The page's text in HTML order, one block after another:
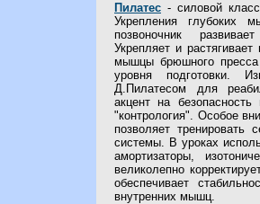
Пилатес - силовой
Укрепления глубоких
позвоночник
Укрепляет и
мышцы брюшного
уровня подготовки.
Д.Пилатесом для
акцент на
"контрология". Особое
позволяет
системы. В уроках
амортизаторы,
великолепно
обеспечивает
внутренних мышц.